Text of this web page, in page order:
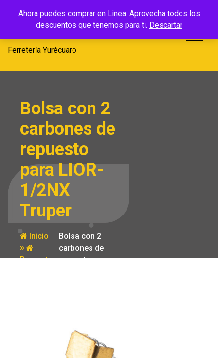
Ahora puedes comprar en Linea. Aprovecha todos los
descuentos que tenemos para ti. Descartar
Ferretería
Yurécuaro
Ferretería Yurécuaro
Bolsa con 2
carbones de
repuesto
para LIOR-
1/2NX
Truper
Inicio
Producto
Bolsa con 2
carbones de
repuesto para